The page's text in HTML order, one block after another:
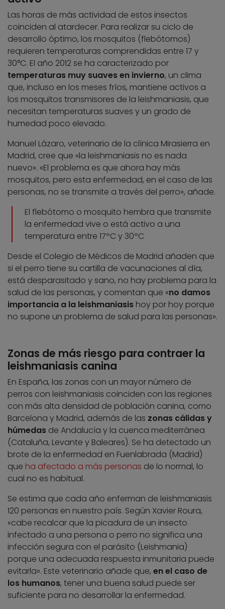
Las horas de más actividad de estos insectos
coinciden al atardecer. Para realizar su ciclo de
desarrollo óptimo, los mosquitos (flebótomos)
requieren temperaturas comprendidas entre 17 y
30°C. El año 2012 se ha caracterizado por
temperaturas muy suaves en invierno, un clima
que, incluso en los meses fríos, mantiene activos a
los mosquitos transmisores de la leishmaniasis, que
necesitan temperaturas suaves y un grado de
humedad poco elevado.
Manuel Lázaro, veterinario de la clínica Mirasierra en
Madrid, cree que «la leishmaniasis no es nada
nuevo». «El problema es que ahora hay más
mosquitos, pero esta enfermedad, en el caso de las
personas, no se transmite a través del perro», añade.
El flebótomo o mosquito hembra que transmite
la enfermedad vive o está activo a una
temperatura entre 17ºC y 30ºC
Desde el Colegio de Médicos de Madrid añaden que
si el perro tiene su cartilla de vacunaciones al día,
está desparasitado y sano, no hay problema para la
salud de las personas, y comentan que «no damos
importancia a la leishmaniasis hoy por hoy porque
no supone un problema de salud para las personas».
Zonas de más riesgo para contraer la
leishmaniasis canina
En España, las zonas con un mayor número de
perros con leishmaniasis coinciden con las regiones
con más alta densidad de población canina, como
Barcelona y Madrid, además de las zonas cálidas y
húmedas de Andalucía y la cuenca mediterránea
(Cataluña, Levante y Baleares). Se ha detectado un
brote de la enfermedad en Fuenlabrada (Madrid)
que ha afectado a más personas de lo normal, lo
cual no es habitual.
Se estima que cada año enferman de leishmaniasis
120 personas en nuestro país. Según Xavier Roura,
«cabe recalcar que la picadura de un insecto
infectado a una persona o perro no significa una
infección segura con el parásito (Leishmania)
porque una adecuada respuesta inmunitaria puede
evitarla». Este veterinario añade que, en el caso de
los humanos, tener una buena salud puede ser
suficiente para no desarrollar la enfermedad.